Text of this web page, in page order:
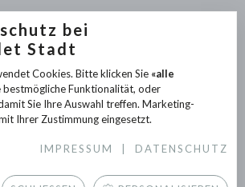
bei
Stadt
Cookies. Bitte klicken Sie «alle
bestmögliche Funktionalität, oder
Sie Ihre Auswahl treffen. Marketing-
Ihrer Zustimmung eingesetzt.
IMPRESSUM DATENSCHUTZ